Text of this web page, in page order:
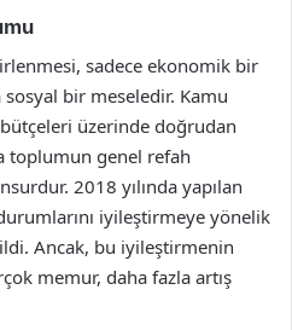
sadece ekonomik bir
bir meseledir. Kamu
bütçeleri üzerinde doğrudan
toplumun genel refah
2018 yılında yapılan
iyileştirmeye yönelik
Ancak, bu iyileştirmenin
memur, daha fazla artış